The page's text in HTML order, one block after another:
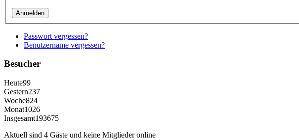
Passwort vergessen?
Benutzername vergessen?
Besucher
Heute99
Gestern237
Woche824
Monat1026
Insgesamt193675
Aktuell sind 4 Gäste und keine Mitglieder online